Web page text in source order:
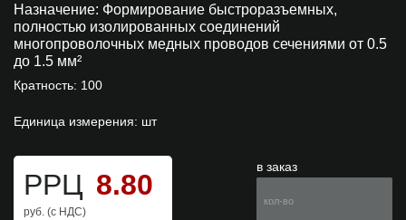
Назначение: Формирование быстроразъемных,
полностью изолированных соединений
многопроволочных медных проводов сечениями от 0.5
до 1.5 мм²
Кратность: 100
Единица измерения: шт
РРЦ
руб. (с НДС)
8.80
в заказ